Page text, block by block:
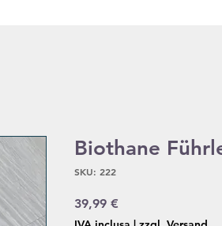
Biothane
SKU: 222
39,99 €